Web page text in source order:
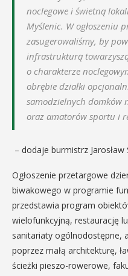
noclegowe i świetną
Myślenic. W ogłoszeniu
zasugerowaliśmy, by
infrastrukturą
o charakterze
obrębie działki
samodzielnych domków
oraz amatorów sportu i
– dodaje burmistrz Jarosław
Ogłoszenie przetargowe
biwakowego w programie
przedstawia program
wielofunkcyjną, restaurację
sanitariaty ogólnodostępne,
poprzez małą architekturę,
ścieżki pieszo-rowerowe,